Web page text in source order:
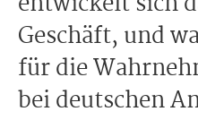
Geschäft, und
für die
bei deutschen